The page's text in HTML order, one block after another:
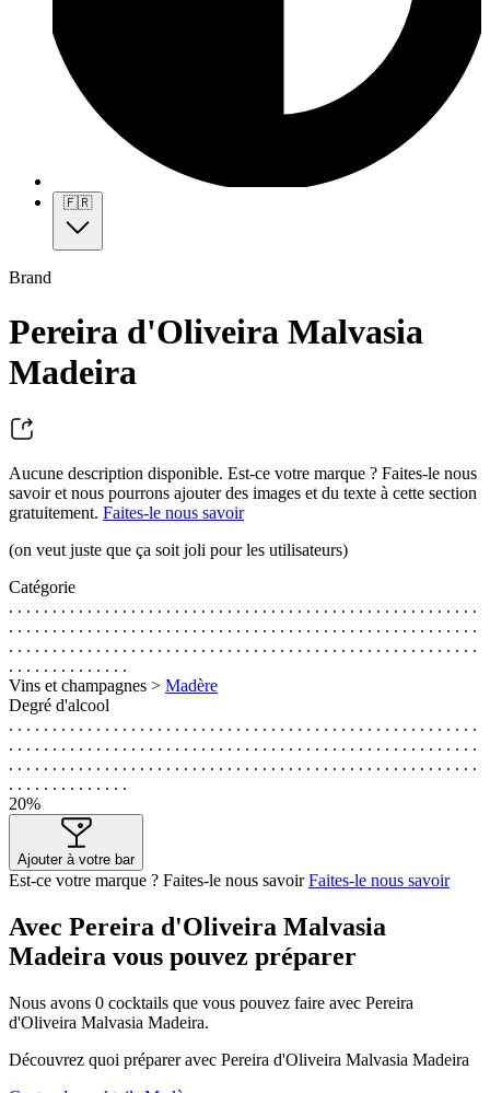
🇫🇷
Brand
Pereira d'Oliveira Malvasia
Madeira
Aucune description disponible. Est-ce votre marque ? Faites-le nous
savoir et nous pourrons ajouter des images et du texte à cette section
gratuitement. Faites-le nous savoir
(on veut juste que ça soit joli pour les utilisateurs)
Catégorie
. . . . . . . . . . . . . . . . . . . . . . . . . . . . . . . . . . . . . . . . . . . . . . . . . . . . . .
. . . . . . . . . . . . . . . . . . . . . . . . . . . . . . . . . . . . . . . . . . . . . . . . . . . . . .
. . . . . . . . . . . . . . . . . . . . . . . . . . . . . . . . . . . . . . . . . . . . . . . . . . . . . .
. . . . . . . . . . . . . .
Vins et champagnes > Madère
Degré d'alcool
. . . . . . . . . . . . . . . . . . . . . . . . . . . . . . . . . . . . . . . . . . . . . . . . . . . . . .
. . . . . . . . . . . . . . . . . . . . . . . . . . . . . . . . . . . . . . . . . . . . . . . . . . . . . .
. . . . . . . . . . . . . . . . . . . . . . . . . . . . . . . . . . . . . . . . . . . . . . . . . . . . . .
. . . . . . . . . . . . . .
20%
Ajouter à votre bar
Est-ce votre marque ? Faites-le nous savoirFaites-le nous savoir
Avec Pereira d'Oliveira Malvasia
Madeira vous pouvez préparer
Nous avons 0 cocktails que vous pouvez faire avec Pereira
d'Oliveira Malvasia Madeira.
Découvrez quoi préparer avec Pereira d'Oliveira Malvasia Madeira